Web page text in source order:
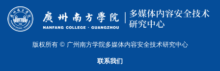
版权所有 © 广州南方学院多媒体内容安全技术研究中心
联系我们